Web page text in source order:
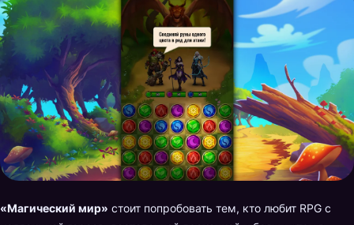
«Магический мир» стоит попробовать тем, кто любит RPG с